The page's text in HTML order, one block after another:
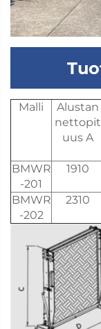
Malli
Alustan
nettopit
uus A
BMWR
-201
1910
BMWR
-202
2310